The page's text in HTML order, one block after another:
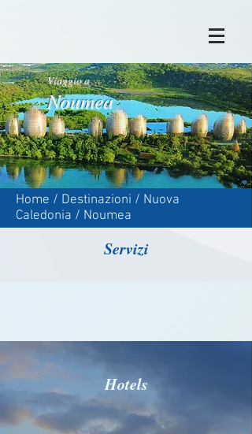
Viaggio a
Noumea
Home / Destinazioni / Nuova
Caledonia / Noumea
Servizi
Hotels